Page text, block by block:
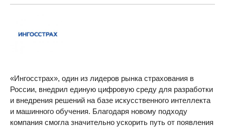
«Ингосстрах», один из лидеров рынка страхования в
России, внедрил единую цифровую среду для разработки
и внедрения решений на базе искусственного интеллекта
и машинного обучения. Благодаря новому подходу
компания смогла значительно ускорить путь от появления